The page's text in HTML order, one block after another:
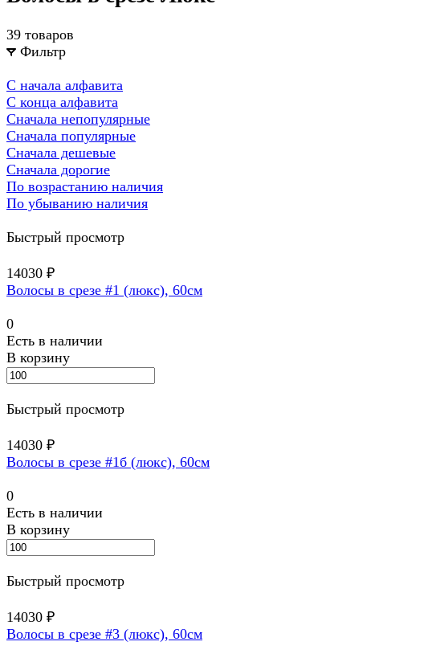
39 товаров
Фильтр
С начала алфавита
С конца алфавита
Сначала непопулярные
Сначала популярные
Сначала дешевые
Сначала дорогие
По возрастанию наличия
По убыванию наличия
Быстрый просмотр
14030 ₽
Волосы в срезе #1 (люкс), 60см
0
Есть в наличии
В корзину
Быстрый просмотр
14030 ₽
Волосы в срезе #1б (люкс), 60см
0
Есть в наличии
В корзину
Быстрый просмотр
14030 ₽
Волосы в срезе #3 (люкс), 60см